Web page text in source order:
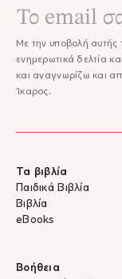
Με την υποβολή
ενημερωτικά δελτία
και αναγνωρίζω και
Ίκαρος.
Τα βιβλία
Παιδικά Βιβλία
Βιβλία
eBooks
Βοήθεια